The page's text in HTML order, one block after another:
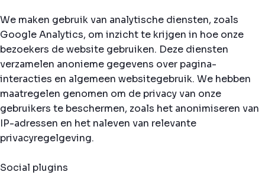
We maken gebruik van analytische diensten, zoals
Google Analytics, om inzicht te krijgen in hoe onze
bezoekers de website gebruiken. Deze diensten
verzamelen anonieme gegevens over pagina-
interacties en algemeen websitegebruik. We hebben
maatregelen genomen om de privacy van onze
gebruikers te beschermen, zoals het anonimiseren van
IP-adressen en het naleven van relevante
privacyregelgeving.
Social plugins